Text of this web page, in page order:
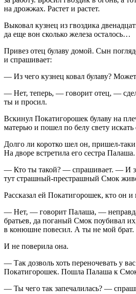
на дрожжах. Растет и растет.
Выковал кузнец из гвоздика
да еще вон сколько железа осталось…
Привез отец булаву домой. Сын
и спрашивает:
— Из чего кузнец ковал булаву?
— Нет, теперь, — говорит отец, —
ты и просил.
Вскинул Покатигорошек булаву на
матерью и пошел по белу свету искать
Долго ли коротко шел он, пришел-
На дворе встретила его сестра Палаша.
— Кто ты такой? — спрашивает. — И
тут страшный-престрашный Смок
Рассказал ей Покатигорошек, кто он и
— Нет, — говорит Палаша, —
братьев, да поганый Смок поубивал
в конюшне повесил. А ты не мой брат.
И не поверила она.
— Так дозволь хоть переночевать у
Покатигорошек. Пошла Палаша к
— Ты чего так запечалилась? —